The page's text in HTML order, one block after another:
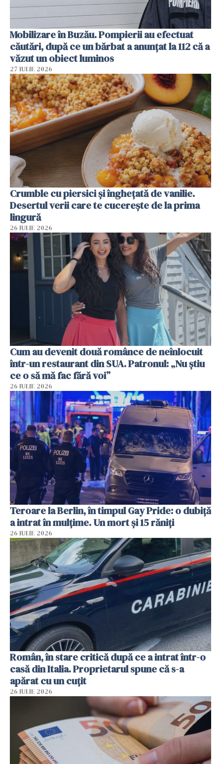
Mobilizare în Buzău. Pompierii au efectuat
căutări, după ce un bărbat a anunțat la 112 că a
văzut un obiect luminos
27 IULIE 2026
Crumble cu piersici și înghețată de vanilie.
Desertul verii care te cucerește de la prima
lingură
26 IULIE 2026
Cum au devenit două românce de neînlocuit
într-un restaurant din SUA. Patronul: „Nu știu
ce o să mă fac fără voi”
26 IULIE 2026
Teroare la Berlin, în timpul Gay Pride: o dubiță
a intrat în mulțime. Un mort și 15 răniți
26 IULIE 2026
Român, în stare critică după ce a intrat într-o
casă din Italia. Proprietarul spune că s-a
apărat cu un cuțit
26 IULIE 2026